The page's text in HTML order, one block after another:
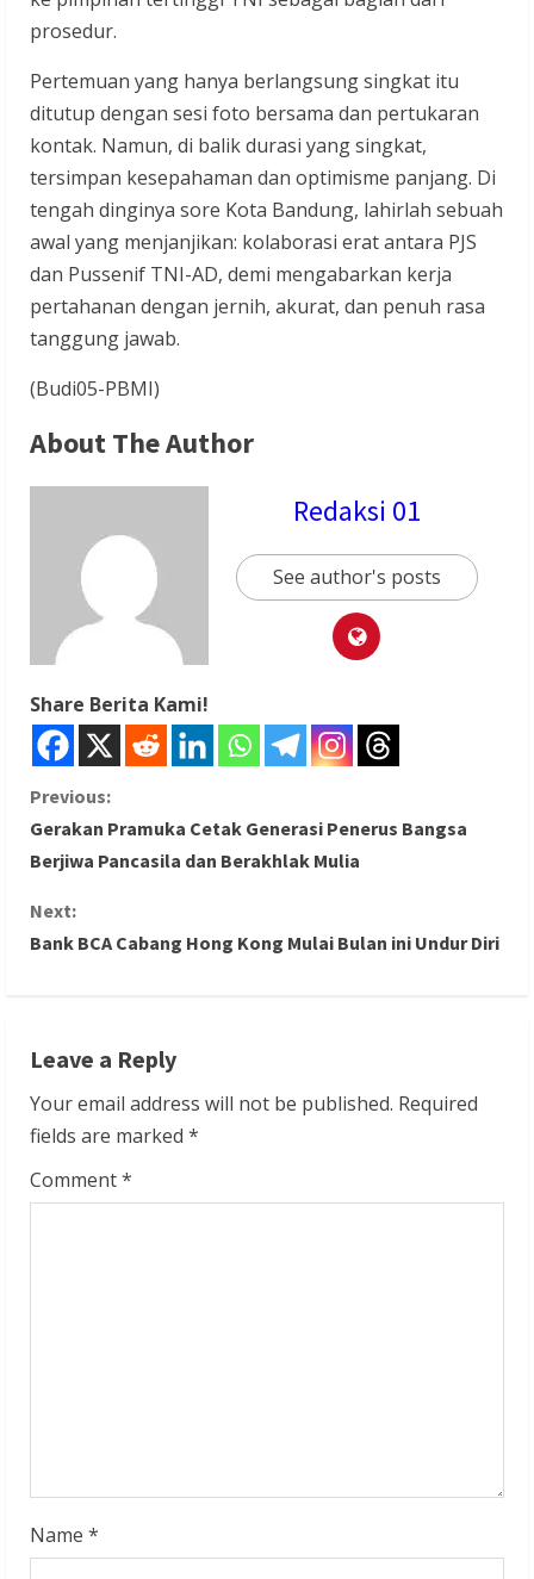
prosedur.
Pertemuan yang hanya berlangsung singkat itu
ditutup dengan sesi foto bersama dan pertukaran
kontak. Namun, di balik durasi yang singkat,
tersimpan kesepahaman dan optimisme panjang. Di
tengah dinginya sore Kota Bandung, lahirlah sebuah
awal yang menjanjikan: kolaborasi erat antara PJS
dan Pussenif TNI-AD, demi mengabarkan kerja
pertahanan dengan jernih, akurat, dan penuh rasa
tanggung jawab.
(Budi05-PBMI)
About The Author
Redaksi 01
See author's posts
Share Berita Kami!
C
o
n
t
n
u
e
R
g
Previous:
Gerakan Pramuka Cetak Generasi Penerus Bangsa
Berjiwa Pancasila dan Berakhlak Mulia
Next:
Bank BCA Cabang Hong Kong Mulai Bulan ini Undur Diri
Leave a Reply
Your email address will not be published. Required
fields are marked *
Comment*
Name *